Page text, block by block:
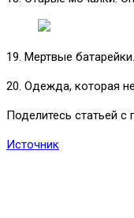
19. Мертвые
20. Одежда, которая
Поделитесь статьей
Источник